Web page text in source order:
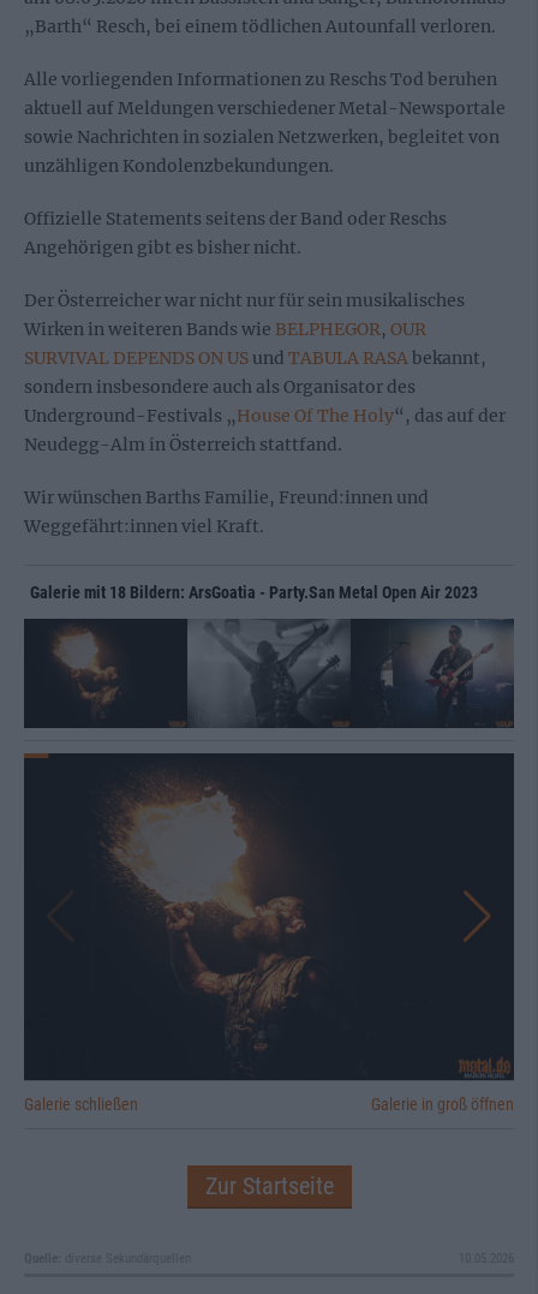
„Barth“ Resch, bei einem tödlichen Autounfall verloren.
Alle vorliegenden Informationen zu Reschs Tod beruhen
aktuell auf Meldungen verschiedener Metal-Newsportale
sowie Nachrichten in sozialen Netzwerken, begleitet von
unzähligen Kondolenzbekundungen.
Offizielle Statements seitens der Band oder Reschs
Angehörigen gibt es bisher nicht.
Der Österreicher war nicht nur für sein musikalisches
Wirken in weiteren Bands wie BELPHEGOR, OUR
SURVIVAL DEPENDS ON US und TABULA RASA bekannt,
sondern insbesondere auch als Organisator des
Underground-Festivals „House Of The Holy“, das auf der
Neudegg-Alm in Österreich stattfand.
Wir wünschen Barths Familie, Freund:innen und
Weggefährt:innen viel Kraft.
Galerie mit 18 Bildern: ArsGoatia - Party.San Metal Open Air 2023
Galerie schließen Galerie in groß öffnen
Zur Startseite